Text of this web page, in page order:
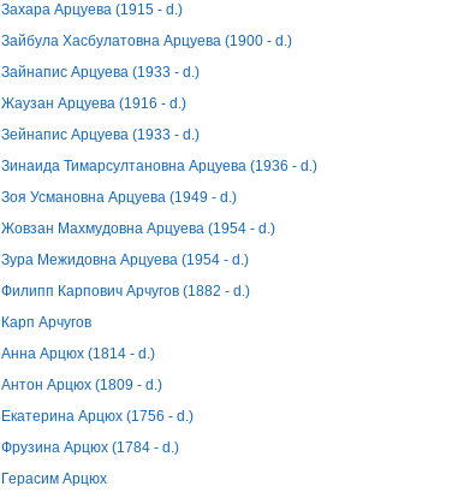
Захара Арцуева (1915 - d.)
Зайбула Хасбулатовна Арцуева (1900 - d.)
Зайнапис Арцуева (1933 - d.)
Жаузан Арцуева (1916 - d.)
Зейнапис Арцуева (1933 - d.)
Зинаида Тимарсултановна Арцуева (1936 - d.)
Зоя Усмановна Арцуева (1949 - d.)
Жовзан Махмудовна Арцуева (1954 - d.)
Зура Межидовна Арцуева (1954 - d.)
Филипп Карпович Арчугов (1882 - d.)
Карп Арчугов
Анна Арцюх (1814 - d.)
Антон Арцюх (1809 - d.)
Екатерина Арцюх (1756 - d.)
Фрузина Арцюх (1784 - d.)
Герасим Арцюх